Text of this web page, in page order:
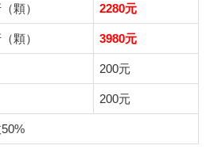
顆） 2280元
顆） 3980元
200元
200元